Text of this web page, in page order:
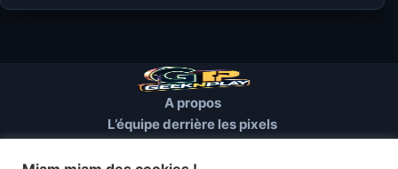
A propos
L’équipe derrière les pixels